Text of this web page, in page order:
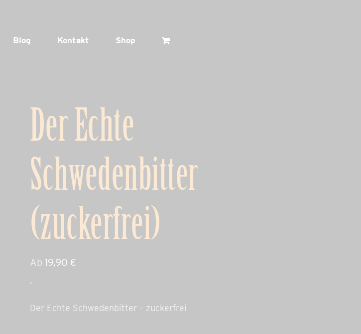
Blog Kontakt Shop
Der Echte
Schwedenbitter
(zuckerfrei)
Ab 19,90 €
,
Der Echte Schwedenbitter – zuckerfrei